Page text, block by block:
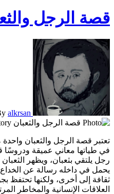
قصة الرجل
alkrsan
تعتبر قصة الرجل والثعبان واحدة من القصص الشعبية التي تحمل
في طياتها معاني عميقة
رجل يلتقي بثعبان، ويظهر
يحمل في داخله رسالة عن
ثقافة إلى أخرى، ولكنها تحتفظ
العلاقات الإنسانية والمخاطر